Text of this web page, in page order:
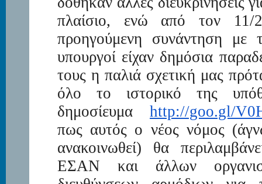
πλαίσιο, ενώ από τον 11/
προηγούμενη συνάντηση
υπουργοί είχαν δημόσια
τους η παλιά σχετική μας
όλο το ιστορικό της
δημοσίευμαhttp://goo.gl/
πως αυτός ο νέος νόμος
ανακοινωθεί) θα
ΕΣΑΝ και άλλων